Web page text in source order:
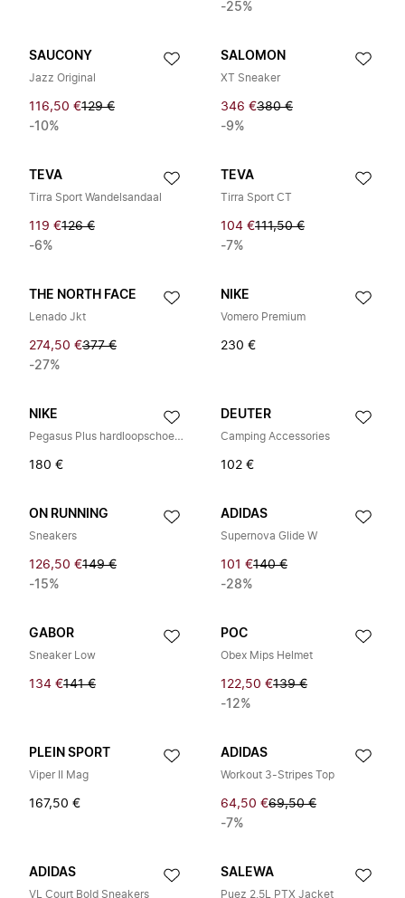
-25%
SAUCONY
Jazz Original
116,50 €129 €
-10%
SALOMON
XT Sneaker
346 €380 €
-9%
TEVA
Tirra Sport Wandelsandaal
119 €126 €
-6%
TEVA
Tirra Sport CT
104 €111,50 €
-7%
THE NORTH FACE
Lenado Jkt
274,50 €377 €
-27%
NIKE
Vomero Premium
230 €
NIKE
Pegasus Plus hardloopschoenen
180 €
DEUTER
Camping Accessories
102 €
ON RUNNING
Sneakers
126,50 €149 €
-15%
ADIDAS
Supernova Glide W
101 €140 €
-28%
GABOR
Sneaker Low
134 €141 €
POC
Obex Mips Helmet
122,50 €139 €
-12%
PLEIN SPORT
Viper II Mag
167,50 €
ADIDAS
Workout 3-Stripes Top
64,50 €69,50 €
-7%
ADIDAS
VL Court Bold Sneakers
SALEWA
Puez 2.5L PTX Jacket